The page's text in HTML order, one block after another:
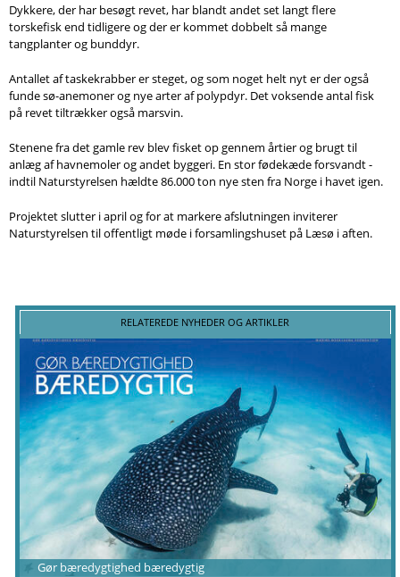
Shop
Søg
Dykkere, der har besøgt revet, har blandt andet set langt flere
torskefisk end tidligere og der er kommet dobbelt så mange
tangplanter og bunddyr.
Antallet af taskekrabber er steget, og som noget helt nyt er der også
funde sø-anemoner og nye arter af polypdyr. Det voksende antal fisk
på revet tiltrækker også marsvin.
Stenene fra det gamle rev blev fisket op gennem årtier og brugt til
anlæg af havnemoler og andet byggeri. En stor fødekæde forsvandt -
indtil Naturstyrelsen hældte 86.000 ton nye sten fra Norge i havet igen.
Projektet slutter i april og for at markere afslutningen inviterer
Naturstyrelsen til offentligt møde i forsamlingshuset på Læsø i aften.
RELATEREDE NYHEDER OG ARTIKLER
Gør bæredygtighed bæredygtig